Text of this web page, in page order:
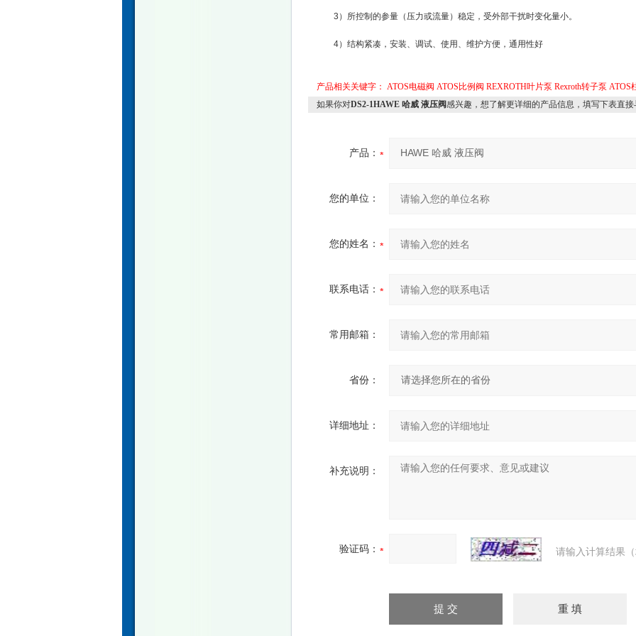
3）所控制的参量（压力或流量）稳定，受外部干扰时变化量小。
4）结构紧凑，安装、调试、使用、维护方便，通用性好
产品相关关键字： ATOS电磁阀 ATOS比例阀 REXROTH叶片泵 Rexroth转子泵 ATOS
如果你对DS2-1HAWE 哈威 液压阀感兴趣，想了解更详细的产品信息，填写下表直接
产品：
您的单位：
您的姓名：
联系电话：
常用邮箱：
省份：
详细地址：
补充说明：
验证码： 请输入计算结果